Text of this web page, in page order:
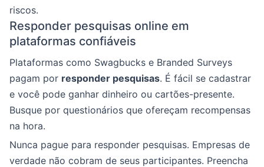
riscos.
Responder pesquisas online em
plataformas confiáveis
Plataformas como Swagbucks e Branded Surveys
pagam por responder pesquisas. É fácil se cadastrar
e você pode ganhar dinheiro ou cartões-presente.
Busque por questionários que ofereçam recompensas
na hora.
Nunca pague para responder pesquisas. Empresas de
verdade não cobram de seus participantes. Preencha